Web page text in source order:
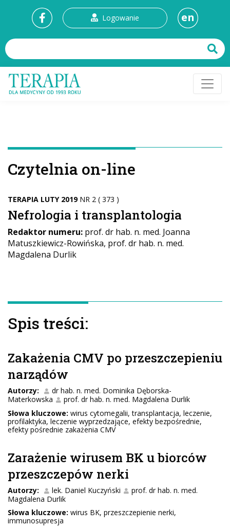
Logowanie en
Czytelnia on-line
TERAPIA LUTY 2019 NR 2 ( 373 )
Nefrologia i transplantologia
Redaktor numeru: prof. dr hab. n. med. Joanna
Matuszkiewicz-Rowińska, prof. dr hab. n. med.
Magdalena Durlik
Spis treści:
Zakażenia CMV po przeszczepieniu
narządów
Autorzy:
dr hab. n. med. Dominika Dęborska-
Materkowska
prof. dr hab. n. med. Magdalena Durlik
Słowa kluczowe: wirus cytomegalii, transplantacja, leczenie,
profilaktyka, leczenie wyprzedzające, efekty bezpośrednie,
efekty pośrednie zakażenia CMV
Zarażenie wirusem BK u biorców
przeszczepów nerki
Autorzy: lek. Daniel Kuczyński
prof. dr hab. n. med.
Magdalena Durlik
Słowa kluczowe: wirus BK, przeszczepienie nerki,
immunosupresja